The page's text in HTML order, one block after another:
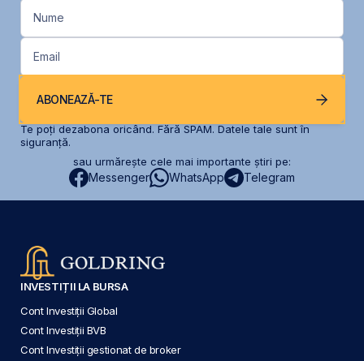
Nume
Email
ABONEAZĂ-TE
Te poți dezabona oricând. Fără SPAM. Datele tale sunt în
siguranță.
sau urmărește cele mai importante știri pe:
Messenger WhatsApp Telegram
INVESTIȚII LA BURSA
Cont Investiții Global
Cont Investiții BVB
Cont Investiții gestionat de broker